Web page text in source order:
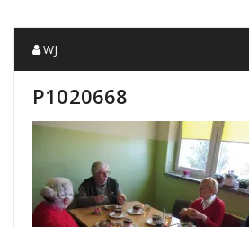
WJ
P1020668